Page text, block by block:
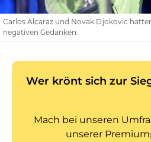
Carlos Alcaraz und Novak Djokovic
negativen Gedanken.